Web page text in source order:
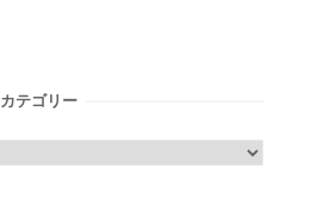
カテゴリー